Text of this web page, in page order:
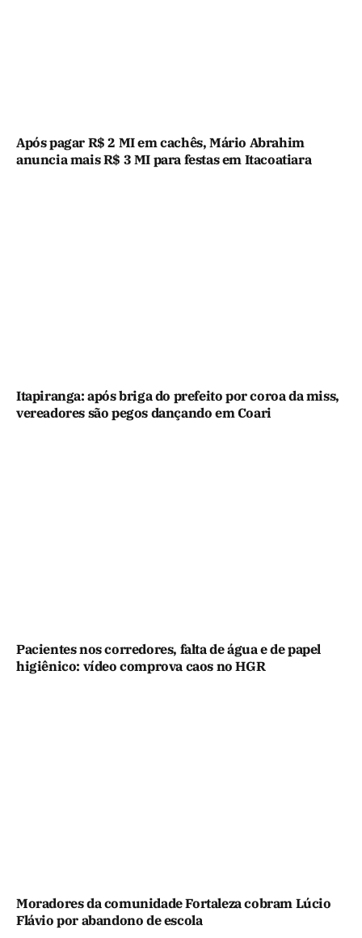
Após pagar R$ 2 MI em cachês, Mário Abrahim
anuncia mais R$ 3 MI para festas em Itacoatiara
Itapiranga: após briga do prefeito por coroa da miss,
vereadores são pegos dançando em Coari
Pacientes nos corredores, falta de água e de papel
higiênico: vídeo comprova caos no HGR
Moradores da comunidade Fortaleza cobram Lúcio
Flávio por abandono de escola